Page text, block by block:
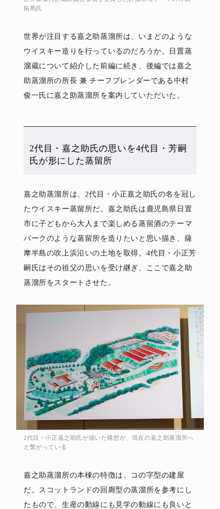
拓馬氏
世界が注目する嘉之助蒸溜所は、いまどのような
ウイスキー造りを行っているのだろうか。日置蒸
溜蔵について紹介した前編に続き、後編では嘉之
助蒸溜所の所長 兼 チーフブレンダーである中村
俊一氏に嘉之助蒸溜所を案内していただいた。
2代目・嘉之助氏の思いを4代目・芳嗣
氏が形にした蒸留所
嘉之助蒸溜所は、2代目・小正嘉之助氏の名を冠し
たウイスキー蒸留所だ。嘉之助氏は鹿児島県日置
市に子どもから大人まで楽しめる蒸留酒のテーマ
パークのような蒸留所を造りたいと思い描き、薩
摩半島の吹上浜沿いの土地を取得。4代目・小正芳
嗣氏はその祖父の思いを受け継ぎ、ここで嘉之助
蒸溜所をスタートさせた。
2代目・小正嘉之助氏が描いた構想が、現在の嘉之助蒸溜所へ
と繋がっている
嘉之助蒸溜所の本棟の特徴は、コの字型の建屋
だ。スコットランドの回廊型の蒸溜所を参考にし
たもので、生産の動線にも見学の動線にも良いと